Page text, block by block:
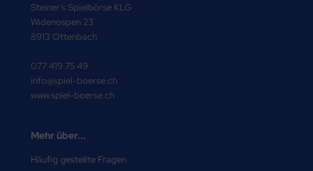
Steiner's Spielbörse KLG
Widenospen 23
8913 Ottenbach
077 419 75 49
info@spiel-boerse.ch
www.spiel-boerse.ch
Mehr über...
Häufig gestellte Fragen